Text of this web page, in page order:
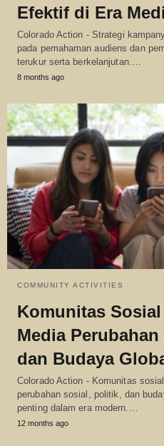
Efektif di Era
Colorado Action - Strategi
pada pemahaman audiens dan
terukur serta berkelanjutan.…
8 months ago
COMMUNITY ACTIVITIES
Komunitas
Media
dan Budaya
Colorado Action - Komunitas
perubahan sosial, politik, dan
penting dalam era modern.…
12 months ago